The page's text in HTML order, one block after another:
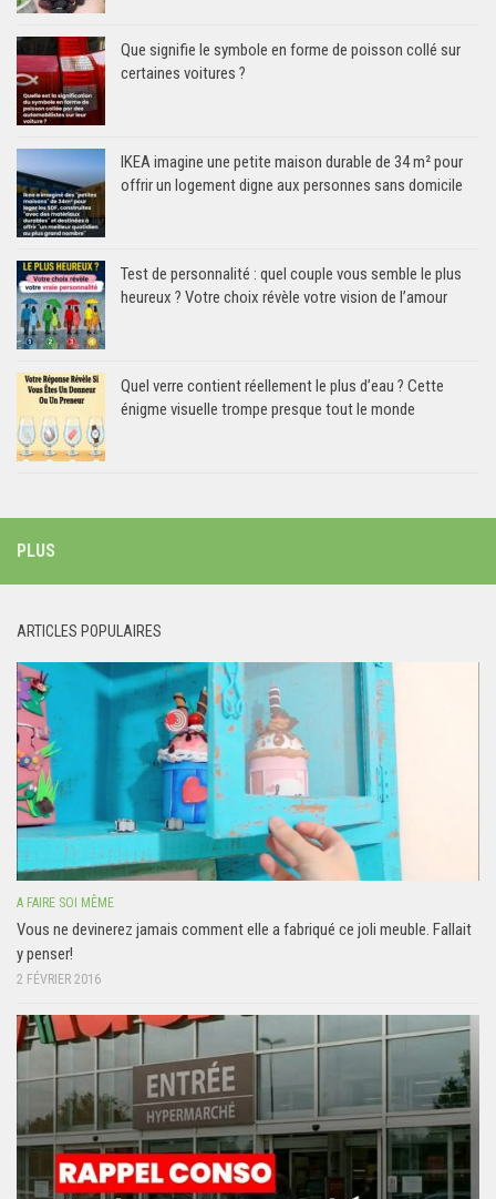
Que signifie le symbole en forme de poisson collé sur
certaines voitures ?
IKEA imagine une petite maison durable de 34 m² pour
offrir un logement digne aux personnes sans domicile
Test de personnalité : quel couple vous semble le plus
heureux ? Votre choix révèle votre vision de l’amour
Quel verre contient réellement le plus d’eau ? Cette
énigme visuelle trompe presque tout le monde
PLUS
ARTICLES POPULAIRES
A FAIRE SOI MÊME
Vous ne devinerez jamais comment elle a fabriqué ce joli meuble. Fallait
y penser!
2 FÉVRIER 2016